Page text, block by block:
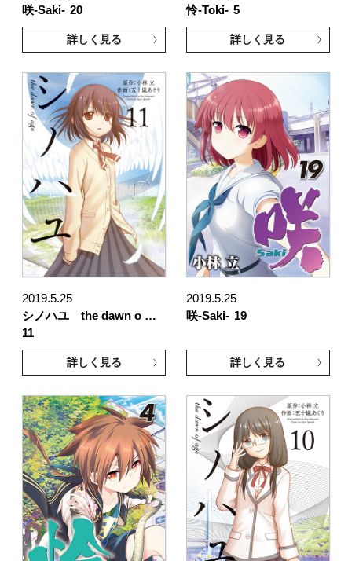
咲-Saki- 20
詳しく見る
怜-Toki- 5
詳しく見る
2019.5.25
シノハユ the dawn o …
11
詳しく見る
2019.5.25
咲-Saki- 19
詳しく見る